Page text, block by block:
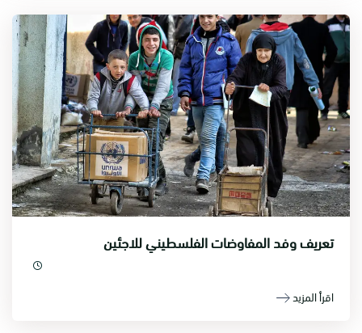
تعريف وفد المفاوضات الفلسطيني للاجئين
اقرأ المزيد